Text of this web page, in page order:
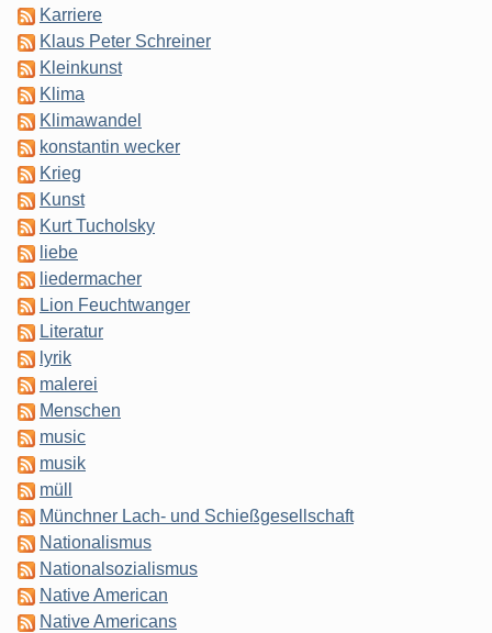
Karriere
Klaus Peter Schreiner
Kleinkunst
Klima
Klimawandel
konstantin wecker
Krieg
Kunst
Kurt Tucholsky
liebe
liedermacher
Lion Feuchtwanger
Literatur
lyrik
malerei
Menschen
music
musik
müll
Münchner Lach- und Schießgesellschaft
Nationalismus
Nationalsozialismus
Native American
Native Americans